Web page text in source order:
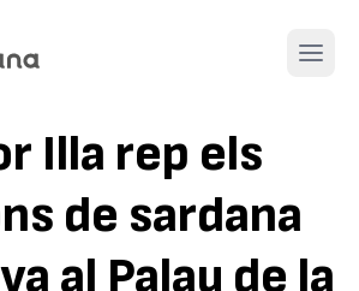
Open
Illa rep els
de sardana
al Palau de la